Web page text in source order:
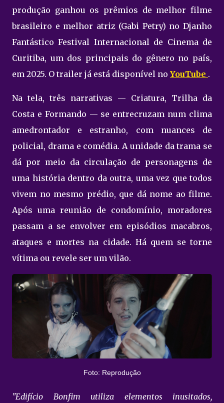
produção ganhou os prêmios de melhor filme
brasileiro e melhor atriz (Gabi Petry) no Djanho
Fantástico Festival Internacional de Cinema de
Curitiba, um dos principais do gênero no país,
em 2025. O trailer já está disponível no YouTube .
Na tela, três narrativas — Criatura, Trilha da
Costa e Formando — se entrecruzam num clima
amedrontador e estranho, com nuances de
policial, drama e comédia. A unidade da trama se
dá por meio da circulação de personagens de
uma história dentro da outra, uma vez que todos
vivem no mesmo prédio, que dá nome ao filme.
Após uma reunião de condomínio, moradores
passam a se envolver em episódios macabros,
ataques e mortes na cidade. Há quem se torne
vítima ou revele ser um vilão.
Foto: Reprodução
"Edifício Bonfim utiliza elementos inusitados,